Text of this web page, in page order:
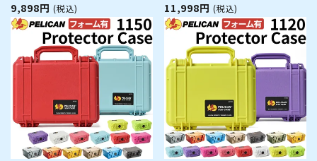
フィン アウトドア キャンプ 釣
り カメラ 精密機器 防水 防塵 耐
衝撃
9,898円 (税込)
フィン アウトドア キャンプ 釣
り カメラ 精密機器 防水 防塵 耐
衝撃
11,998円 (税込)